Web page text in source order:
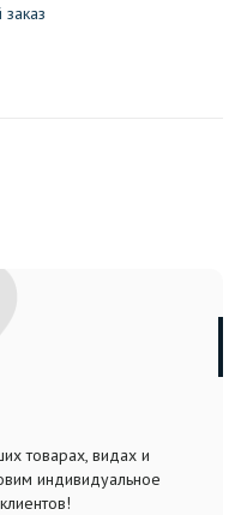
товарах, видах и
индивидуальное